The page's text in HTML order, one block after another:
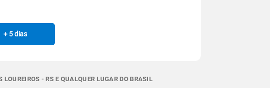
07:08h às 18:06h
Sol
ManhãTarde
2.9mm
66%93%
+ 5 dias
- RS E QUALQUER LUGAR DO BRASIL